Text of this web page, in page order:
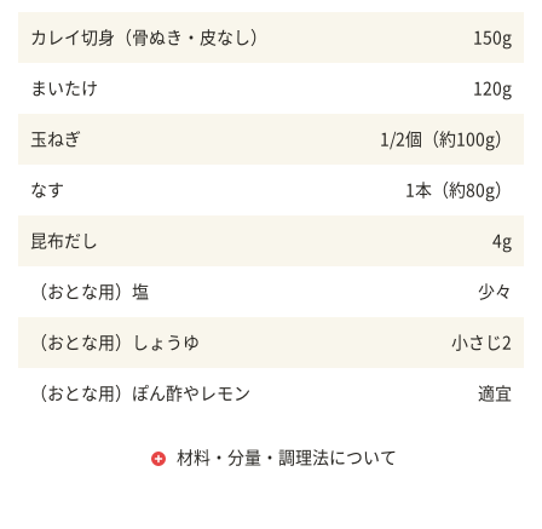
カレイ切身（骨ぬき・皮なし） 150g
まいたけ 120g
玉ねぎ 1/2個（約100g）
なす 1本（約80g）
昆布だし 4g
（おとな用）塩 少々
（おとな用）しょうゆ 小さじ2
（おとな用）ぽん酢やレモン 適宜
材料・分量・調理法について